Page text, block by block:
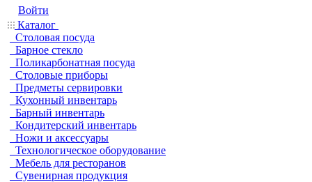
Войти
Каталог
Столовая посуда
Барное стекло
Поликарбонатная посуда
Столовые приборы
Предметы сервировки
Кухонный инвентарь
Барный инвентарь
Кондитерский инвентарь
Ножи и аксессуары
Технологическое оборудование
Мебель для ресторанов
Сувенирная продукция